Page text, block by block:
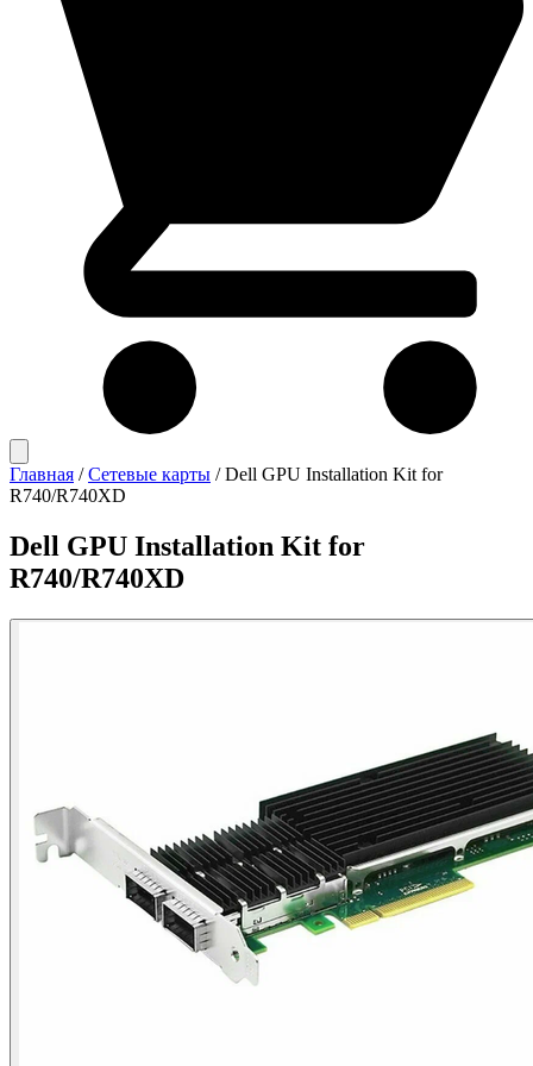
Главная / Сетевые карты / Dell GPU Installation Kit for
R740/R740XD
Dell GPU Installation Kit for
R740/R740XD